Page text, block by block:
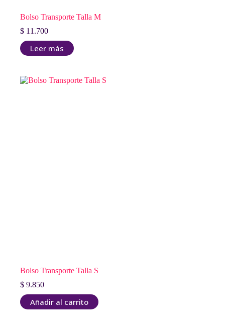
Bolso Transporte Talla M
$ 11.700
Leer más
Bolso Transporte Talla S
$ 9.850
Añadir al carrito